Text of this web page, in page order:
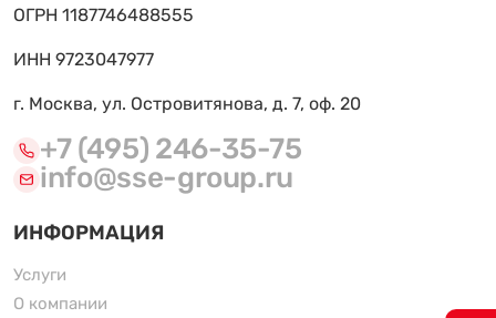
ОГРН 1187746488555
ИНН 9723047977
г. Москва, ул. Островитянова, д. 7, оф. 20
+7 (495) 246-35-75
info@sse-group.ru
ИНФОРМАЦИЯ
Услуги
О компании